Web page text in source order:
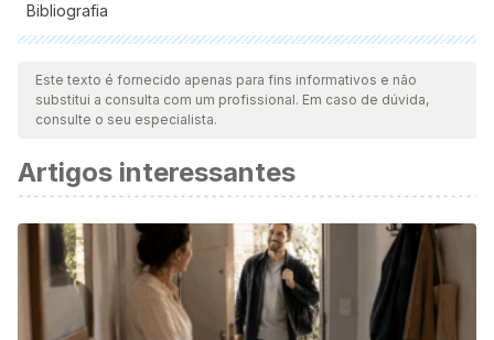
Bibliografia
Todas as fontes citadas foram minuciosamente revisadas por
nossa equipe para garantir sua qualidade, confiabilidade,
atualidade e validade. A bibliografia deste artigo foi
cientificamente.
Nazzaro, F., Fratianni, F., De Martino, L., Coppola, R., & De
Feo, V. (2013). Effect of essential oils on pathogenic
bacteria. Pharmaceuticals.
https://doi.org/10.3390/ph6121451
Sell, C. (2015). Chemistry of essential oils. In Handbook of
Este texto é fornecido apenas para fins informativos e não
substitui a consulta com um profissional. Em caso de dúvida,
consulte o seu especialista.
Artigos interessantes